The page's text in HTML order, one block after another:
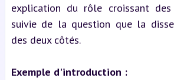
explication du rôle croissant des
suivie de la question que la
des deux côtés.
Exemple d'introduction :